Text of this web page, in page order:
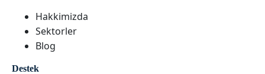
Hakkimizda
Sektorler
Blog
Destek